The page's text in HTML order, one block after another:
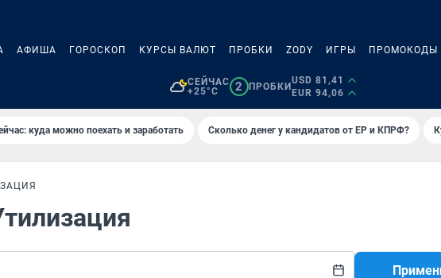
АФИША ГОРОСКОП КУРСЫ ВАЛЮТ ПРОБКИ ZODY ИГРЫ ПРОМОКОДЫ
СЕЙЧАС
+25°C
2 ПРОБКИ
USD 81,41
EUR 94,06
куда можно поехать и заработать Сколько денег у кандидатов от ЕР и КПРФ?